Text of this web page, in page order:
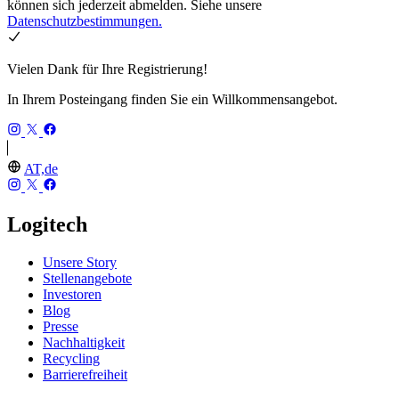
können sich jederzeit abmelden. Siehe unsere
Datenschutzbestimmungen.
Vielen Dank für Ihre Registrierung!
In Ihrem Posteingang finden Sie ein Willkommensangebot.
AT,de
Logitech
Unsere Story
Stellenangebote
Investoren
Blog
Presse
Nachhaltigkeit
Recycling
Barrierefreiheit